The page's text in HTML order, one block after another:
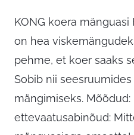
KONG koera
on hea
pehme, et koer saaks
Sobib nii
mängimiseks. Mõõdud:
ettevaatusabinõud: